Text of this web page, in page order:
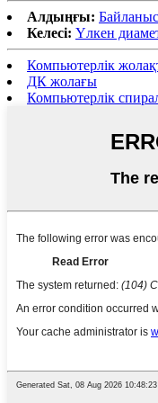
Алдыңғы:
Келесі: Үлкен
Компьютерлік
ДК жолағы
Компьютерлік